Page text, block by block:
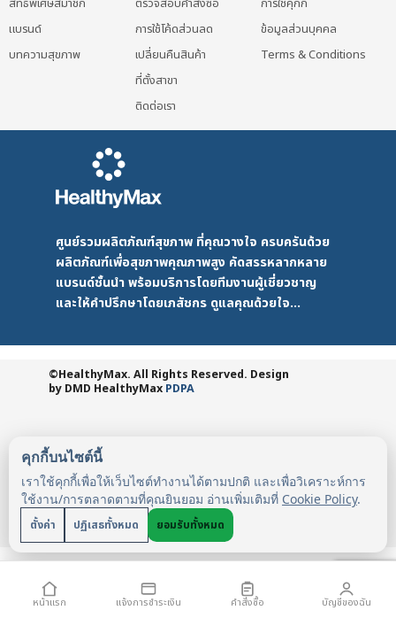
คุกกี้บนไซต์นี้
เราใช้คุกกี้เพื่อให้เว็บไซต์ทำงานได้ตามปกติ และเพื่อวิเคราะห์การ
ใช้งาน/การตลาดตามที่คุณยินยอม อ่านเพิ่มเติมที่ Cookie Policy.
ตั้งค่า ปฏิเสธทั้งหมด ยอมรับทั้งหมด
สิทธิพิเศษสมาชิก
แบรนด์
บทความสุขภาพ
ตรวจสอบคำสั่งซื้อ
การใช้โค้ดส่วนลด
เปลี่ยนคืนสินค้า
ที่ตั้งสาขา
ติดต่อเรา
การใช้คุกกี้
ข้อมูลส่วนบุคคล
Terms & Conditions
ศูนย์รวมผลิตภัณฑ์สุขภาพ ที่คุณวางใจ ครบครันด้วย
ผลิตภัณฑ์เพื่อสุขภาพคุณภาพสูง คัดสรรหลากหลาย
แบรนด์ชั้นนำ พร้อมบริการโดยทีมงานผู้เชี่ยวชาญ
และให้คำปรึกษาโดยเภสัชกร ดูแลคุณด้วยใจ...
©HealthyMax. All Rights Reserved. Design
by DMD HealthyMax PDPA
หน้าแรก แจ้งการชำระเงิน คำสั่งซื้อ บัญชีของฉัน